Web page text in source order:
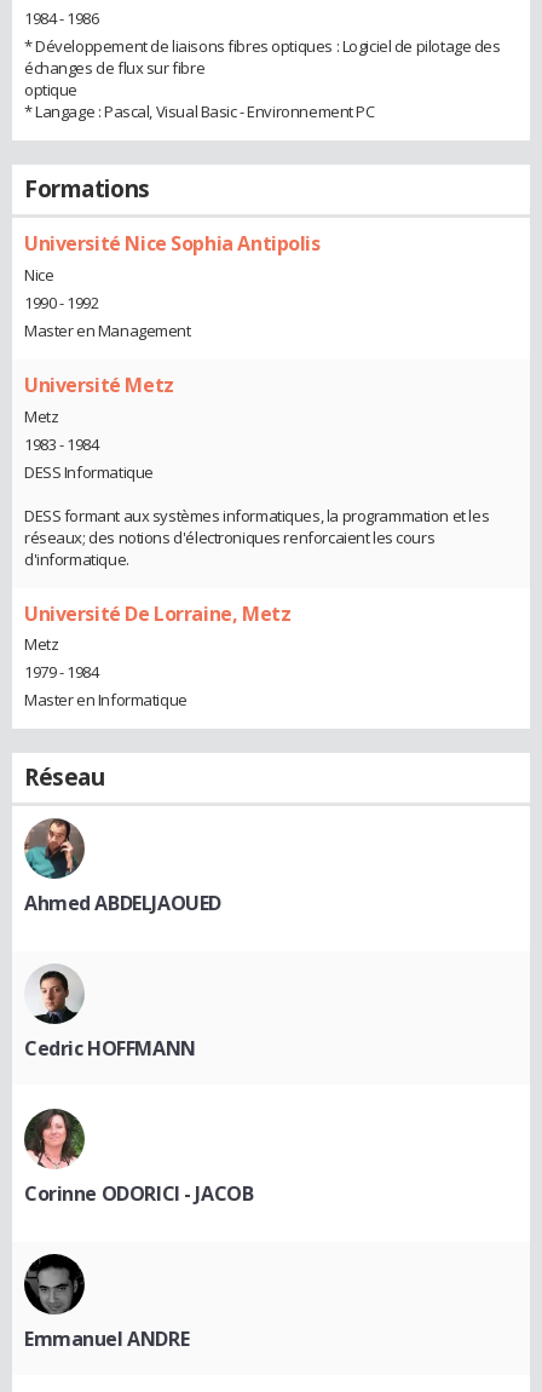
1984 - 1986
* Développement de liaisons fibres optiques : Logiciel de pilotage des
échanges de flux sur fibre
optique
* Langage : Pascal, Visual Basic - Environnement PC
Formations
Université Nice Sophia Antipolis
Nice
1990 - 1992
Master en Management
Université Metz
Metz
1983 - 1984
DESS Informatique
DESS formant aux systèmes informatiques, la programmation et les
réseaux; des notions d'électroniques renforcaient les cours
d'informatique.
Université De Lorraine, Metz
Metz
1979 - 1984
Master en Informatique
Réseau
Ahmed ABDELJAOUED
Cedric HOFFMANN
Corinne ODORICI - JACOB
Emmanuel ANDRE